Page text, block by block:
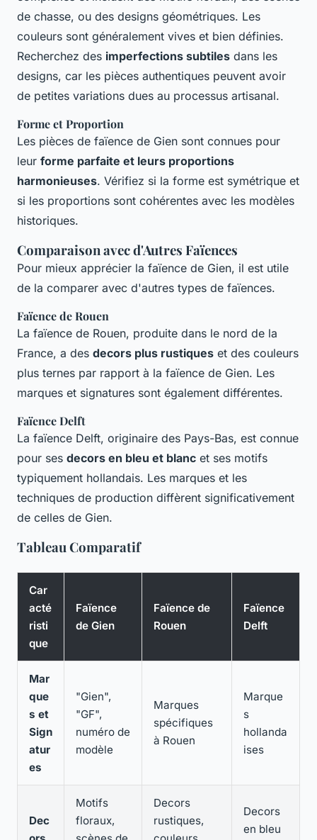
de chasse, ou des designs géométriques. Les
couleurs sont généralement vives et bien définies.
Recherchez des imperfections subtiles dans les
designs, car les pièces authentiques peuvent avoir
de petites variations dues au processus artisanal.
Forme et Proportion
Les pièces de faïence de Gien sont connues pour
leur forme parfaite et leurs proportions
harmonieuses. Vérifiez si la forme est symétrique et
si les proportions sont cohérentes avec les modèles
historiques.
Comparaison avec d'Autres Faïences
Pour mieux apprécier la faïence de Gien, il est utile
de la comparer avec d'autres types de faïences.
Faïence de Rouen
La faïence de Rouen, produite dans le nord de la
France, a des decors plus rustiques et des couleurs
plus ternes par rapport à la faïence de Gien. Les
marques et signatures sont également différentes.
Faïence Delft
La faïence Delft, originaire des Pays-Bas, est connue
pour ses decors en bleu et blanc et ses motifs
typiquement hollandais. Les marques et les
techniques de production diffèrent significativement
de celles de Gien.
Tableau Comparatif
Car
acté
risti
que
Faïence
de Gien
Faïence de
Rouen
Faïence
Delft
Mar
que
s et
Sign
atur
es
"Gien",
"GF",
numéro de
modèle
Marques
spécifiques
à Rouen
Marque
s
hollanda
ises
Dec
Motifs
floraux,
Decors
rustiques,
Decors
en bleu